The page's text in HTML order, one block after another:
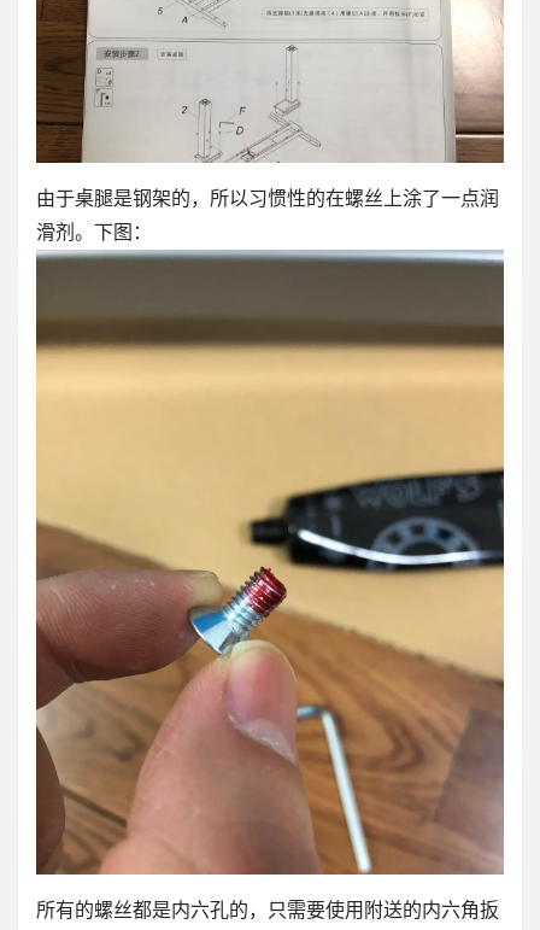
由于桌腿是钢架的，所以习惯性的在螺丝上涂了一点润
滑剂。下图：
所有的螺丝都是内六孔的，只需要使用附送的内六角扳